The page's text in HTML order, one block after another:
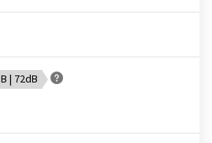
B | 72dB